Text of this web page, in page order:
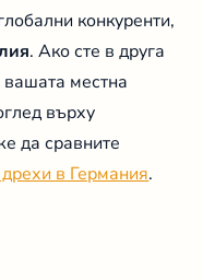
конкуренти,
. Ако сте в друга
местна
върху
да сравните
в Германия.